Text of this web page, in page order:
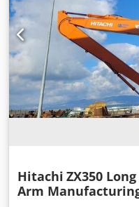
Hitachi ZX350
Arm